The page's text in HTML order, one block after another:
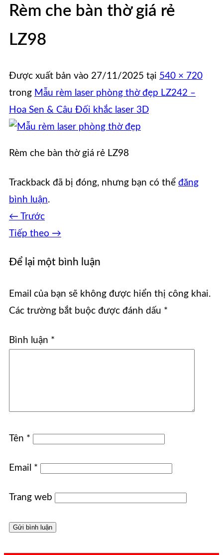
Rèm che bàn thờ giá rẻ
LZ98
Được xuất bản vào 27/11/2025 tại 540 × 720
trong Mẫu rèm laser phòng thờ đẹp LZ242 –
Hoa Sen & Câu Đối khắc laser 3D
Rèm che bàn thờ giá rẻ LZ98
Trackback đã bị đóng, nhưng bạn có thể đăng
bình luận.
← Trước
Tiếp theo →
Để lại một bình luận
Email của bạn sẽ không được hiển thị công khai.
Các trường bắt buộc được đánh dấu *
Bình luận *
Tên *
Email *
Trang web